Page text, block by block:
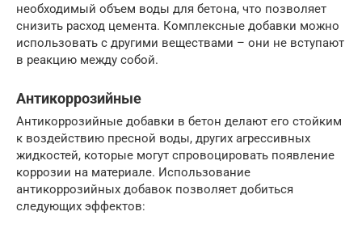
необходимый объем воды для бетона, что позволяет
снизить расход цемента. Комплексные добавки можно
использовать с другими веществами – они не вступают
в реакцию между собой.
Антикоррозийные
Антикоррозийные добавки в бетон делают его стойким
к воздействию пресной воды, других агрессивных
жидкостей, которые могут спровоцировать появление
коррозии на материале. Использование
антикоррозийных добавок позволяет добиться
следующих эффектов: